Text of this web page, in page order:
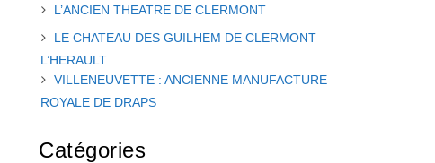
L’ANCIEN THEATRE DE CLERMONT
LE CHATEAU DES GUILHEM DE CLERMONT
L’HERAULT
VILLENEUVETTE : ANCIENNE MANUFACTURE
ROYALE DE DRAPS
Catégories